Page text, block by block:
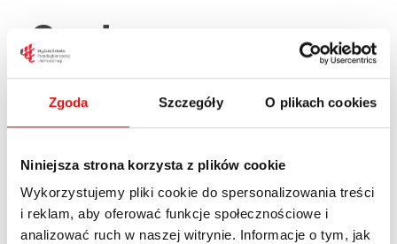
Zgoda Szczegóły O plikach cookies
Niniejsza strona korzysta z plików cookie
Wykorzystujemy pliki cookie do spersonalizowania treści
i reklam, aby oferować funkcje społecznościowe i
analizować ruch w naszej witrynie. Informacje o tym, jak
Centrum
Planowania
Kariery – dyżur 5
lipca
1 LIPCA, 2025
AKTUALNOŚCI WSPA, BIURO KARIER - AKTUALNOŚCI